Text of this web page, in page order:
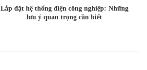
Lắp đặt hệ thống điện công nghiệp: Những
lưu ý quan trọng cần biết